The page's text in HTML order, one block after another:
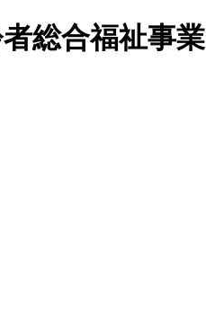
総合福祉事業